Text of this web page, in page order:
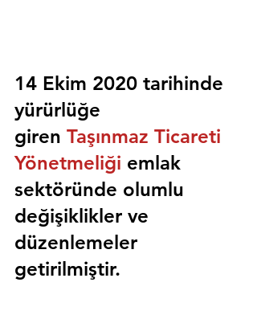
14 Ekim 2020 tarihinde
yürürlüğe
giren Taşınmaz Ticareti
Yönetmeliği emlak
sektöründe olumlu
değişiklikler ve
düzenlemeler
getirilmiştir.